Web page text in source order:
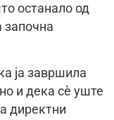
останало од
започна
ја завршила
и дека сè уште
директни